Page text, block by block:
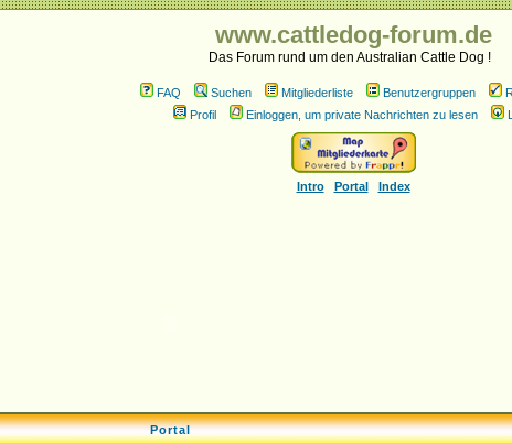
www.cattledog-forum.de
Das Forum rund um den Australian Cattle Dog !
FAQ Suchen Mitgliederliste Benutzergruppen
Profil
Einloggen, um private Nachrichten zu lesen
Intro Portal Index
Portal